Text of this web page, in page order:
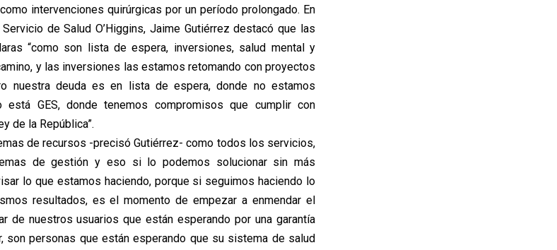
intervenciones quirúrgicas por un período prolongado. En
de Salud O’Higgins, Jaime Gutiérrez destacó que las
“como son lista de espera, inversiones, salud mental y
y las inversiones las estamos retomando con proyectos
nuestra deuda es en lista de espera, donde no estamos
GES, donde tenemos compromisos que cumplir con
de la República”.
de recursos -precisó Gutiérrez- como todos los servicios,
de gestión y eso si lo podemos solucionar sin más
lo que estamos haciendo, porque si seguimos haciendo lo
resultados, es el momento de empezar a enmendar el
de nuestros usuarios que están esperando por una garantía
son personas que están esperando que su sistema de salud